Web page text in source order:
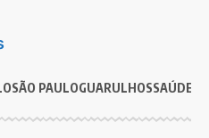
SÃO PAULOGUARULHOSSAÚDE